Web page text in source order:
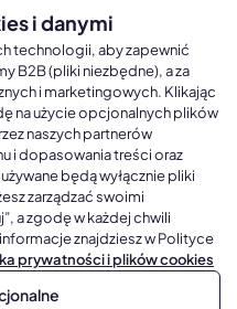
Ścienne
trójdzielne
Kalendarze jednodzielne
Kalendarze czterodzielne
Kalendarze Wieloplanszowe
Kalendarze Wielopanszowe, Plakatowe
i danymi
technologii, aby zapewnić
B2B (pliki niezbędne), a za
i marketingowych. Klikając
na użycie opcjonalnych plików
naszych partnerów
i dopasowania treści oraz
będą wyłącznie pliki
zarządzać swoimi
a zgodę w każdej chwili
znajdziesz w Polityce
prywatności i plików cookies